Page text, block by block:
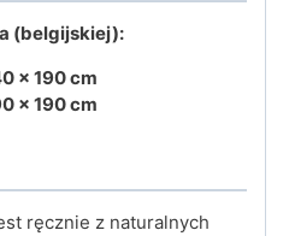
(belgijskiej):
× 190 cm
× 190 cm
ręcznie z naturalnych